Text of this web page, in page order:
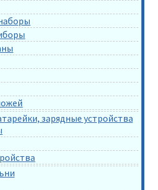
зарядные устройства